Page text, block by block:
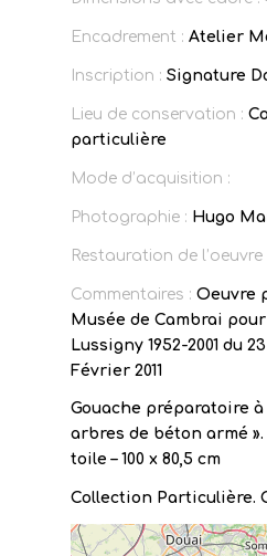
Encadrement : Atelier
Inscription : Signature
Lieu de conservation :
particulière
Mode d’acquisition :
Photographie : Hugo
Restauration de l’oeuvre
Commentaires : Oeuvre
Musée de Cambrai
Lussigny 1952-2001 du
Février 2011
Gouache préparatoire à
arbres de béton armé ».
toile – 100 x 80,5 cm
Collection Particulière.